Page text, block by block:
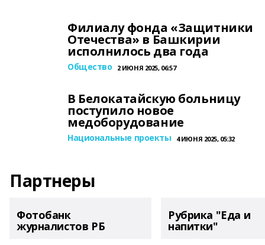
Филиалу фонда «Защитники
Отечества» в Башкирии
исполнилось два года
Общество 2 ИЮНЯ 2025, 06:57
В Белокатайскую больницу
поступило новое
медоборудование
Национальные проекты 4 ИЮНЯ 2025, 05:32
Партнеры
Фотобанк
журналистов РБ
Рубрика "Еда и
напитки"